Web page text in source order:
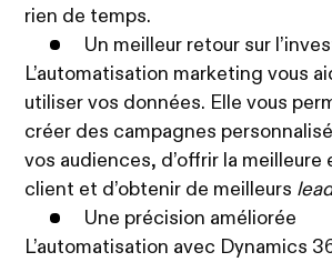
rien de temps.
Un meilleur retour sur
L’automatisation marketing vous
utiliser vos données. Elle vous
créer des campagnes
vos audiences, d’offrir la meilleure
client et d’obtenir de meilleurs
Une précision améliorée
L’automatisation avec Dynamics